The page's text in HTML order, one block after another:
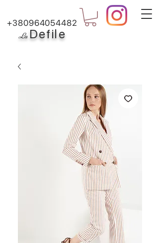
La Defile
+380964054482